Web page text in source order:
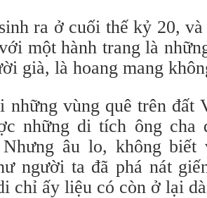
ra ở cuối thế kỷ 20,
một hành trang là
già, là hoang mang
những vùng quê trên đất
những di tích ông cha
âu lo, không biết
người ta đã phá nát
chỉ ấy liệu có còn ở lại